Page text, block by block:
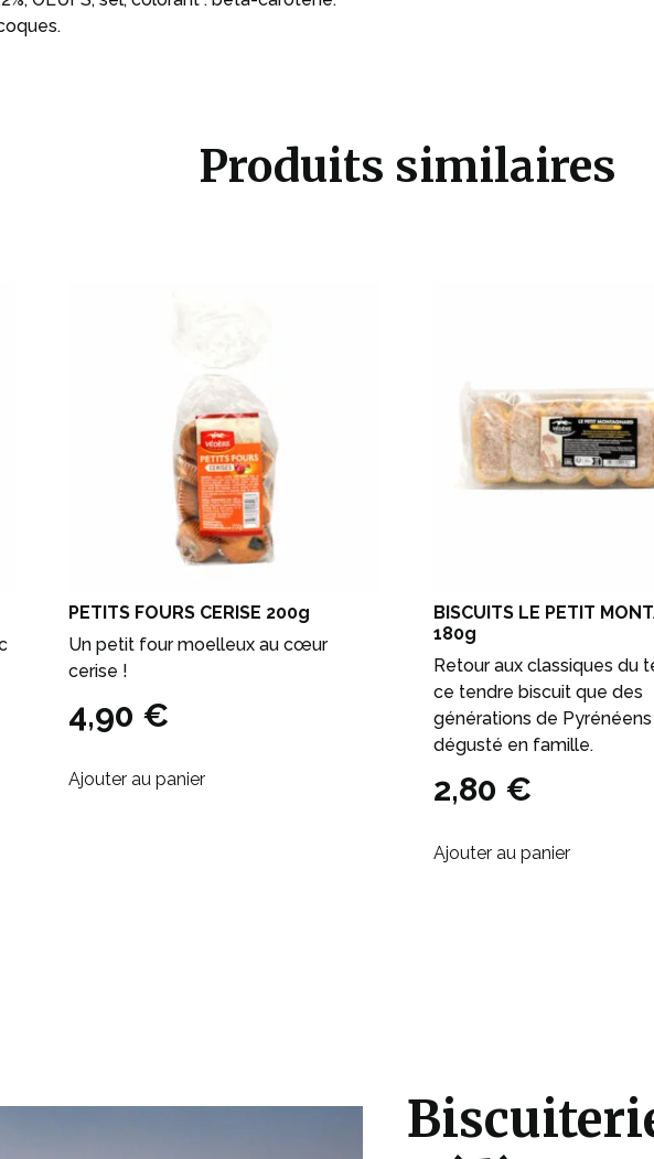
Produits similaires
PETITS FOURS CERISE 200g
Un petit four moelleux au cœur
cerise !
4,90 €
Ajouter au panier
BISCUITS LE PETIT
180g
Retour aux classiques du
ce tendre biscuit que des
générations de
dégusté en famille.
2,80 €
Ajouter au panier